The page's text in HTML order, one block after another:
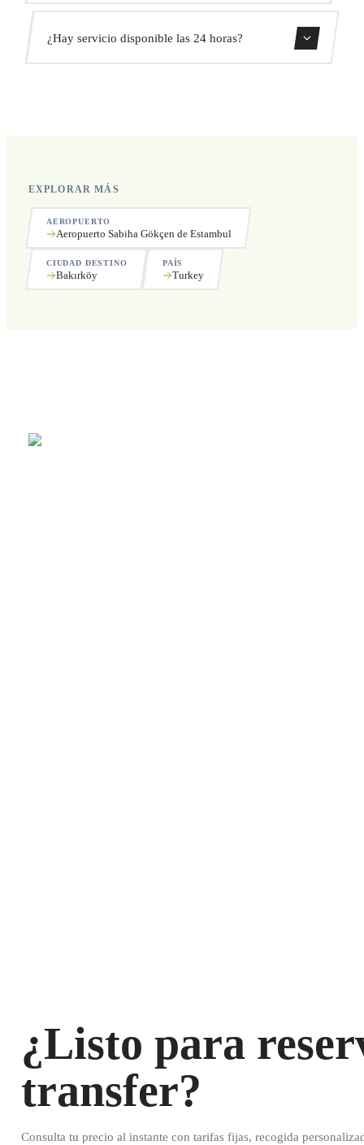
sin coste adicional.
recogida.
¿Hay servicio disponible las 24 horas?
EXPLORAR MÁS
AEROPUERTO
Aeropuerto Sabiha Gökçen de Estambul
CIUDAD DESTINO
Bakırköy
PAÍS
Turkey
¿Listo para
transfer?
Consulta tu precio al instante con tarifas fijas, recogida